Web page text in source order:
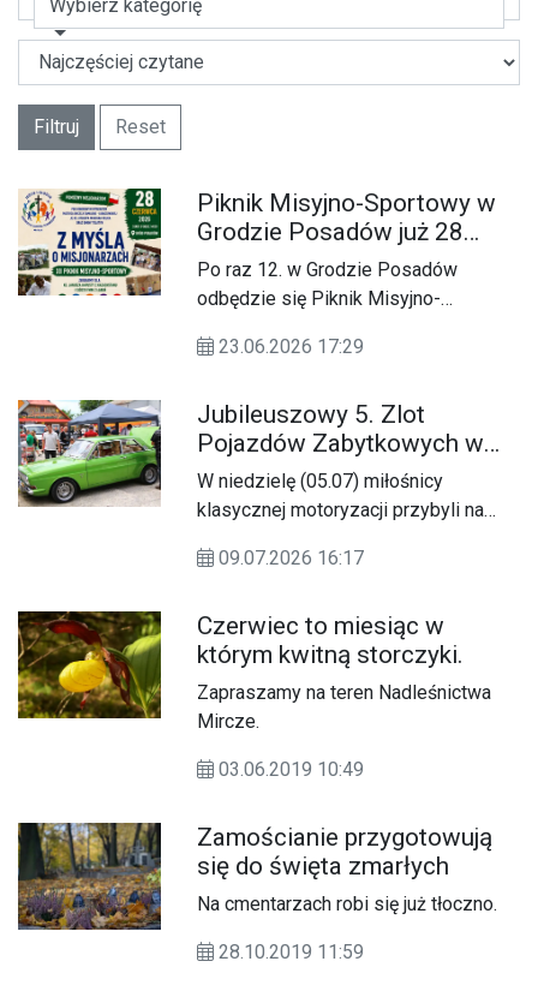
Wybierz kategorię
Filtruj Reset
Piknik Misyjno-Sportowy w
Grodzie Posadów już 28
czerwca
Po raz 12. w Grodzie Posadów
odbędzie się Piknik Misyjno-
23.06.2026 17:29
Jubileuszowy 5. Zlot
Pojazdów Zabytkowych w
Zamościu
W niedzielę (05.07) miłośnicy
klasycznej motoryzacji przybyli na
Zabytkowych. Wydarzenie rozpoczęło
PRL w Zamościu i zgromadziło
właścicieli zabytkowych samochodów
i motocykli oraz licznych
mieszkańców i turystów, którzy mogli
perełki sprzed lat.
09.07.2026 16:17
Czerwiec to miesiąc w
którym kwitną storczyki.
Zapraszamy na teren Nadleśnictwa
Mircze.
03.06.2019 10:49
Zamościanie przygotowują
się do święta zmarłych
Na cmentarzach robi się już tłoczno.
28.10.2019 11:59